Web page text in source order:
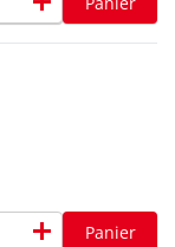
add Panier